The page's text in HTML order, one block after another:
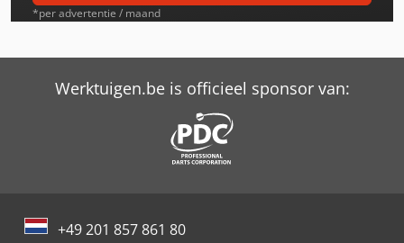
Case-Ih Mx150
Case-Ih Mxm 120
Case-Ih Mxu 100
*per advertentie / maand
Werktuigen.be is officieel sponsor van:
+49 201 857 861 80